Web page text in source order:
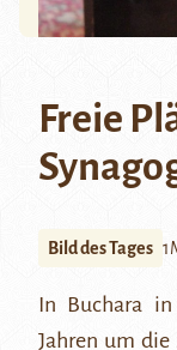
Freie
Bild des Tages
In Buchara
Jahren um die